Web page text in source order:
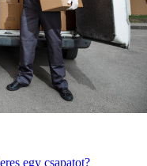
egy csapatot?